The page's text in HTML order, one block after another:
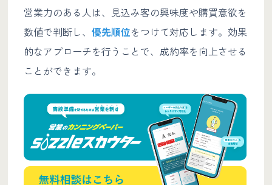
営業力のある人は、見込み客の興味度や購買意欲を
数値で判断し、 優先順位をつけて対応します。効果
的なアプローチを行うことで、成約率を向上させる
ことができます。